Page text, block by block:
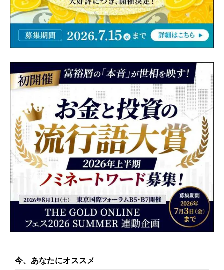
今、あなたにオススメ